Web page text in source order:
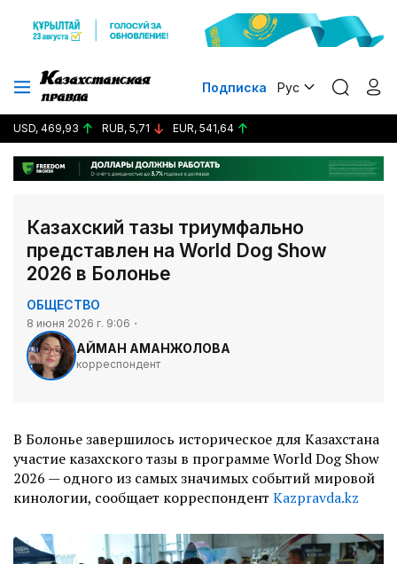
Подписка Рус
USD, 469,93 RUB, 5,71 EUR, 541,64
Казахский тазы триумфально
представлен на World Dog Show
2026 в Болонье
ОБЩЕСТВО
8 июня 2026 г. 9:06
АЙМАН АМАНЖОЛОВА
корреспондент
В Болонье завершилось историческое для Казахстана
участие казахского тазы в программе World Dog Show
2026 — одного из самых значимых событий мировой
кинологии, сообщает корреспондент Kazpravda.kz